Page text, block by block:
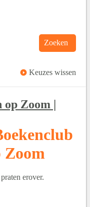
Zoeken
Keuzes wissen
Zoom |
Zoom
erover.